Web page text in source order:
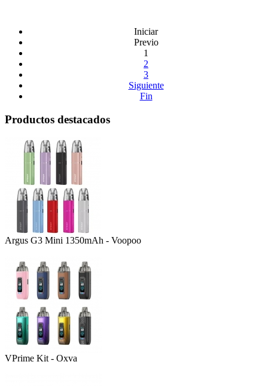
Iniciar
Previo
1
2
3
Siguiente
Fin
Productos destacados
Argus G3 Mini 1350mAh - Voopoo
VPrime Kit - Oxva